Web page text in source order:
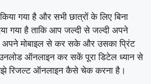
गया है और सभी छात्रों के लिए बिना
गया है ताकि आप जल्दी से जल्दी अपने
अपने मोबाइल से कर सके और उसका प्रिंट
ऑनलाइन कर सकें पूरा डिटेल ध्यान से
रिजल्ट ऑनलाइन कैसे चेक करना है।